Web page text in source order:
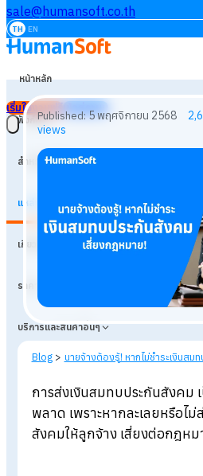
sale@humansoft.co.th
TH EN
หน้าหลัก
ฟังก์ชัน
สำหรับธุรกิจ
แหล่งเรียนรู้
เกี่ยวกับเรา
ราคา
บริการและสินค้าอื่นๆ
เริ่มใช้งานฟรี เข้าสู่ระบบ
Published:5 พฤศจิกายน 2568